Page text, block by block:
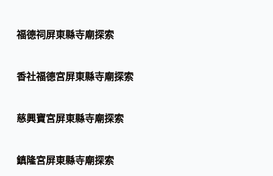
福德祠屏東縣寺廟探索
香社福德宮屏東縣寺廟探索
慈興寶宮屏東縣寺廟探索
鎮隆宮屏東縣寺廟探索